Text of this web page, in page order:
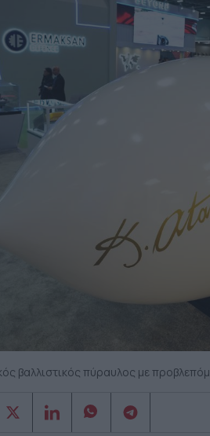
βαλλιστικός πύραυλος με